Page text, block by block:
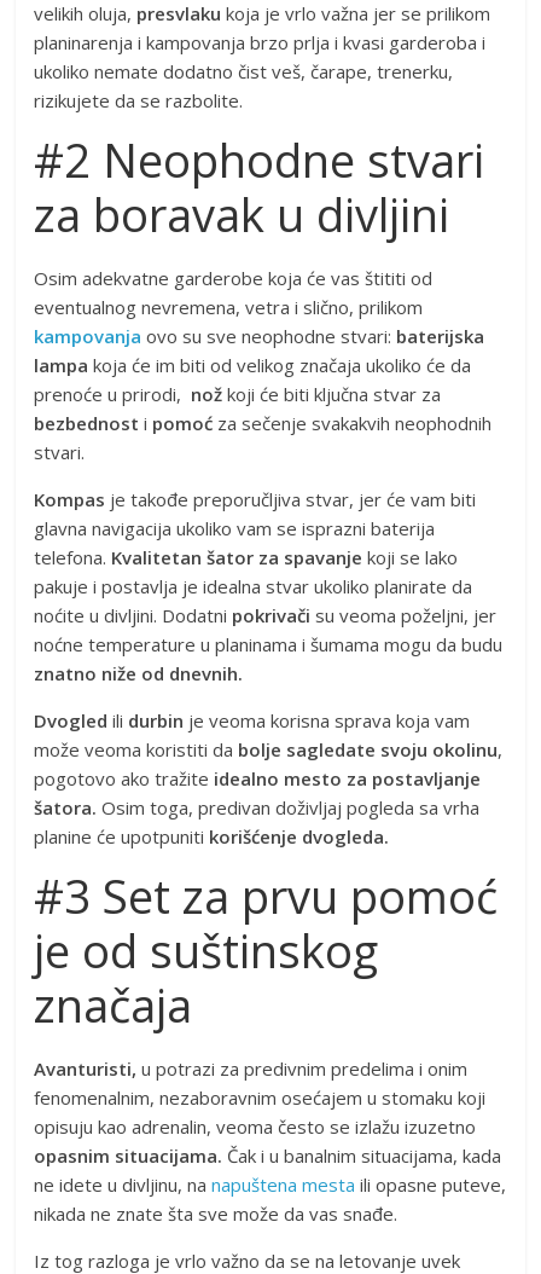
velikih oluja, presvlakukoja je vrlo važna jer se prilikom
planinarenja i kampovanja brzo prlja i kvasi garderoba i
ukoliko nemate dodatno čist veš, čarape, trenerku,
rizikujete da se razbolite.
#2 Neophodne stvari
za boravak u divljini
Osim adekvatne garderobe koja će vas štititi od
eventualnog nevremena, vetra i slično, prilikom
kampovanja ovo su sve neophodne stvari: baterijska
lampa koja će im biti od velikog značaja ukoliko će da
prenoće u prirodi, nož koji će biti ključna stvar za
bezbednosti pomoć za sečenje svakakvih neophodnih
stvari.
Kompas je takođe preporučljiva stvar, jer će vam biti
glavna navigacija ukoliko vam se isprazni baterija
telefona. Kvalitetan šator za spavanje koji se lako
pakuje i postavlja je idealna stvar ukoliko planirate da
noćite u divljini. Dodatni pokrivači su veoma poželjni, jer
noćne temperature u planinama i šumama mogu da budu
znatno niže od dnevnih.
Dvogledili durbin je veoma korisna sprava koja vam
može veoma koristiti da bolje sagledate svoju okolinu,
pogotovo ako tražite idealno mesto za postavljanje
šatora. Osim toga, predivan doživljaj pogleda sa vrha
planine će upotpuniti korišćenje dvogleda.
#3 Set za prvu pomoć
je od suštinskog
značaja
Avanturisti,u potrazi za predivnim predelima i onim
fenomenalnim, nezaboravnim osećajem u stomaku koji
opisuju kao adrenalin, veoma često se izlažu izuzetno
opasnim situacijama. Čak i u banalnim situacijama, kada
ne idete u divljinu, nanapuštena mesta ili opasne puteve,
nikada ne znate šta sve može da vas snađe.
Iz tog razloga je vrlo važno da se na letovanje uvek